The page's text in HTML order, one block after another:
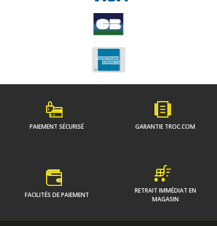
PAIEMENT SÉCURISÉ GARANTIE TROC.COM
FACILITÉS DE PAIEMENT
RETRAIT IMMÉDIAT EN
MAGASIN